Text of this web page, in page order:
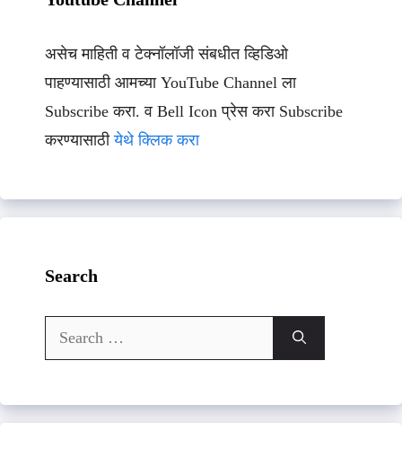
असेच माहिती व टेक्नॉलॉजी संबधीत व्हिडिओ
पाहण्यासाठी आमच्या YouTube Channel ला
Subscribe करा. व Bell Icon प्रेस करा Subscribe
करण्यासाठीयेथे क्लिक करा
Search
Search
for: